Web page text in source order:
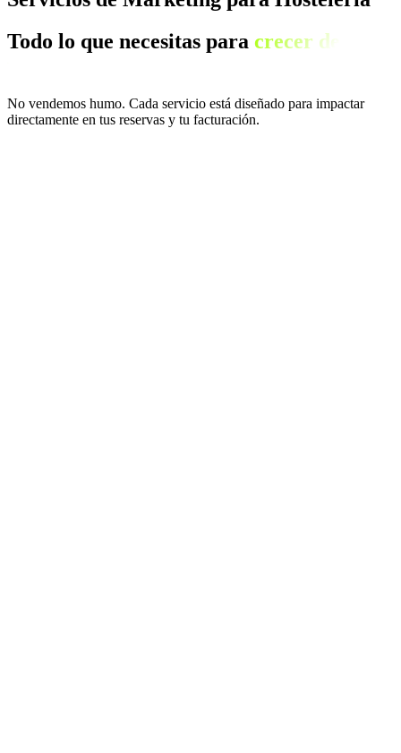
Todo lo que necesitas para crecer de
No vendemos humo. Cada servicio está diseñado para impactar
directamente en tus reservas y tu facturación.